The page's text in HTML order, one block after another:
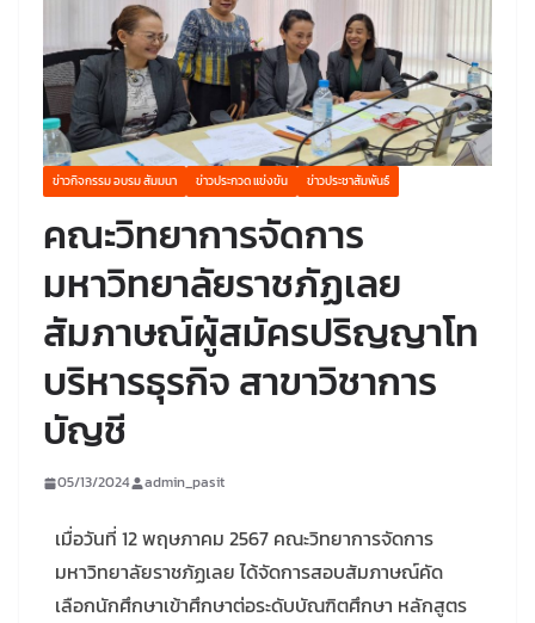
ข่าวกิจกรรม อบรม สัมมนา ข่าวประกวด แข่งขัน ข่าวประชาสัมพันธ์
คณะวิทยาการจัดการ
มหาวิทยาลัยราชภัฏเลย
สัมภาษณ์ผู้สมัครปริญญาโท
บริหารธุรกิจ สาขาวิชาการ
บัญชี
05/13/2024 admin_pasit
เมื่อวันที่ 12 พฤษภาคม 2567 คณะวิทยาการจัดการ
มหาวิทยาลัยราชภัฏเลย ได้จัดการสอบสัมภาษณ์คัด
เลือกนักศึกษาเข้าศึกษาต่อระดับบัณฑิตศึกษา หลักสูตร